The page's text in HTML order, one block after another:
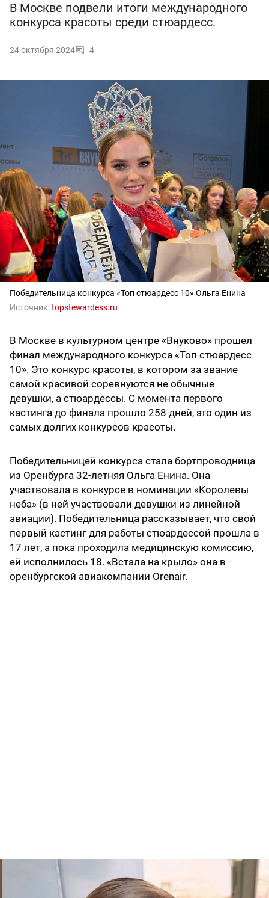
В Москве подвели итоги международного
конкурса красоты среди стюардесс.
24 октября 2024 4
Победительница конкурса «Топ стюардесс 10» Ольга Енина
Источник:topstewardess.ru
В Москве в культурном центре «Внуково» прошел
финал международного конкурса «Топ стюардесс
10». Это конкурс красоты, в котором за звание
самой красивой соревнуются не обычные
девушки, а стюардессы. С момента первого
кастинга до финала прошло 258 дней, это один из
самых долгих конкурсов красоты.
Победительницей конкурса стала бортпроводница
из Оренбурга 32-летняя Ольга Енина. Она
участвовала в конкурсе в номинации «Королевы
неба» (в ней участвовали девушки из линейной
авиации). Победительница рассказывает, что свой
первый кастинг для работы стюардессой прошла в
17 лет, а пока проходила медицинскую комиссию,
ей исполнилось 18. «Встала на крыло» она в
оренбургской авиакомпании Orenair.